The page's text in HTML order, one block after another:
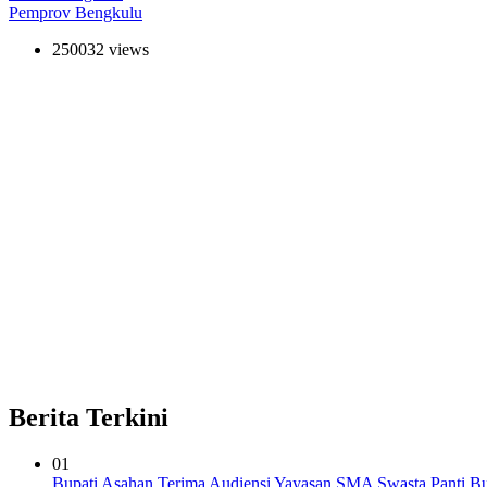
Pemprov Bengkulu
250032 views
Berita Terkini
01